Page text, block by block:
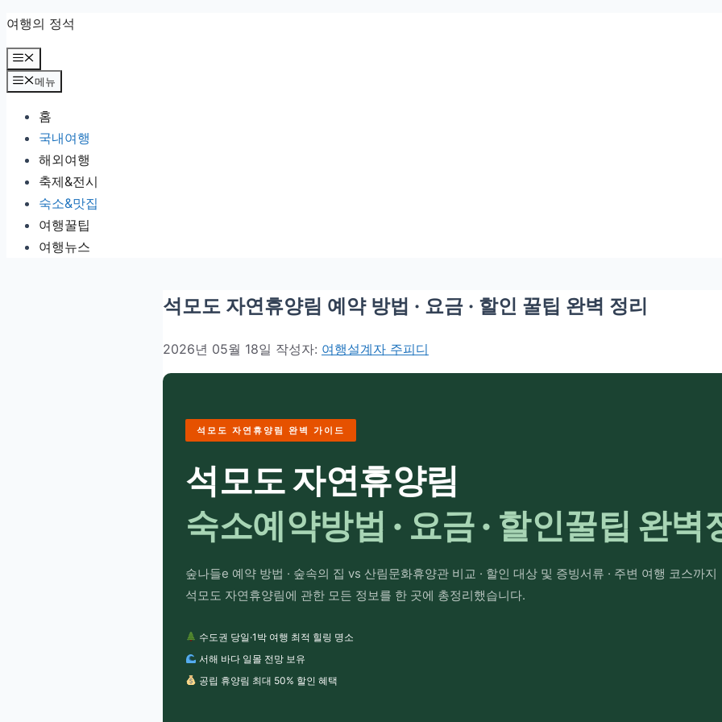
컨텐츠로
건너뛰기
여행의 정석
메뉴
메뉴
홈
국내여행
해외여행
축제&전시
숙소&맛집
여행꿀팁
여행뉴스
석모도 자연휴양림 예약 방법 · 요금 · 할인 꿀팁 완벽 정리
2026년 05월 18일 작성자: 여행설계자 주피디
석모도 자연휴양림 완벽 가이드
석모도 자연휴양림
숙소예약방법 · 요금 · 할인꿀팁 완벽
숲나들e 예약 방법 · 숲속의 집 vs 산림문화휴양관 비교 · 할인 대상 및 증빙서류 · 주변 여행 코스까지
석모도 자연휴양림에 관한 모든 정보를 한 곳에 총정리했습니다.
수도권 당일·1박 여행 최적 힐링 명소
서해 바다 일몰 전망 보유
공립 휴양림 최대 50% 할인 혜택